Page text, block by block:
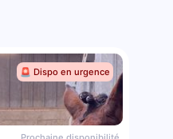
🚨 Dispo en urgence